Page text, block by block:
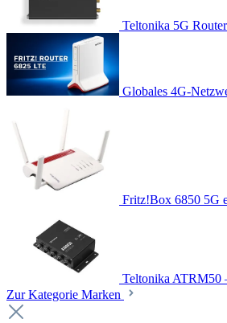
Teltonika 5G
Globales 4G-
Fritz!Box 6850 5G
Teltonika ATRM50
Zur Kategorie Marken